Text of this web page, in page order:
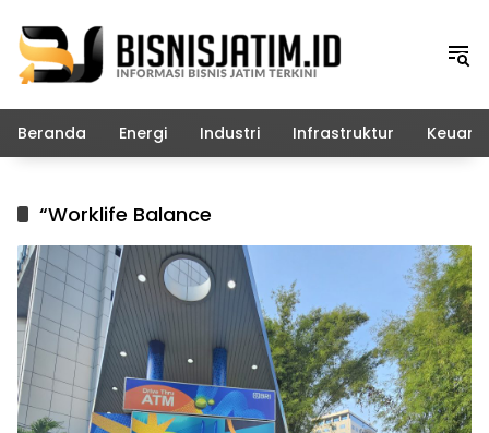
konten
Beranda Energi Industri Infrastruktur
“Worklife Balance